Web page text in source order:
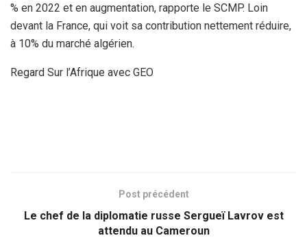
% en 2022 et en augmentation, rapporte le SCMP. Loin
devant la France, qui voit sa contribution nettement réduire,
à 10% du marché algérien.
Regard Sur l’Afrique avec GEO
Post précédent
Le chef de la diplomatie russe Sergueï Lavrov est
attendu au Cameroun